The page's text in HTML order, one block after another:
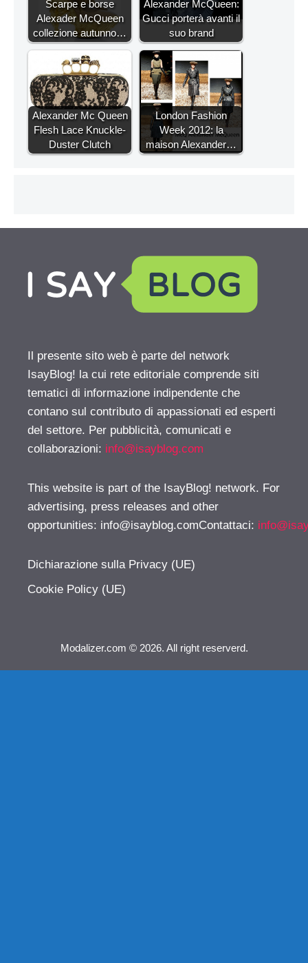
Scarpe e borse
Alexader McQueen
collezione autunno…
Alexander McQueen:
Gucci porterà avanti il
suo brand
Alexander Mc Queen
Flesh Lace Knuckle-
Duster Clutch
London Fashion
Week 2012: la
maison Alexander…
Il presente sito web è parte del network
IsayBlog! la cui rete editoriale comprende siti
tematici di informazione indipendente che
contano sul contributo di appassionati ed esperti
del settore. Per pubblicità, comunicati e
collaborazioni: info@isayblog.com
This website is part of the IsayBlog! network. For
advertising, press releases and other
opportunities: info@isayblog.comContattaci:
Dichiarazione sulla Privacy (UE)
Cookie Policy (UE)
Modalizer.com © 2026. All right reserverd.